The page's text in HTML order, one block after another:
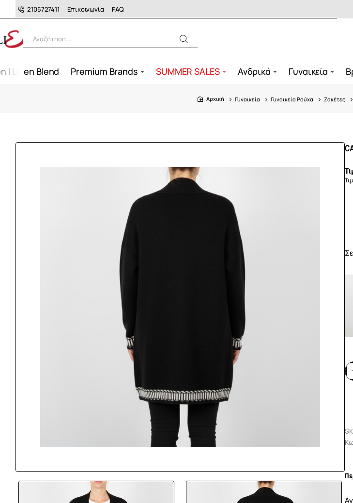
2105727411 Επικοινωνία FAQ
Αναζήτηση...
| Linen Blend Premium Brands SUMMER SALES Ανδρικά Γυναικεία
home
Γυναικεία Γυναικεία Ρούχα Ζακέτες